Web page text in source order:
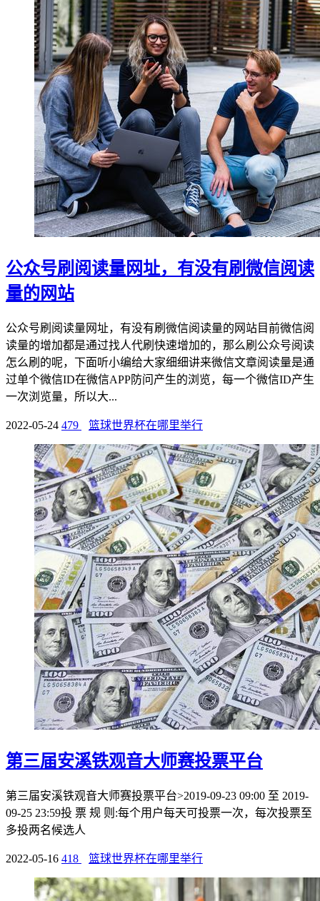
公众号刷阅读量网址，有没有刷微信阅读
量的网站
公众号刷阅读量网址，有没有刷微信阅读量的网站目前微信阅
读量的增加都是通过找人代刷快速增加的，那么刷公众号阅读
怎么刷的呢，下面听小编给大家细细讲来微信文章阅读量是通
过单个微信ID在微信APP防问产生的浏览，每一个微信ID产生
一次浏览量，所以大...
2022-05-24 479 篮球世界杯在哪里举行
第三届安溪铁观音大师赛投票平台
第三届安溪铁观音大师赛投票平台>2019-09-23 09:00 至 2019-
09-25 23:59投 票 规 则:每个用户每天可投票一次，每次投票至
多投两名候选人
2022-05-16 418 篮球世界杯在哪里举行